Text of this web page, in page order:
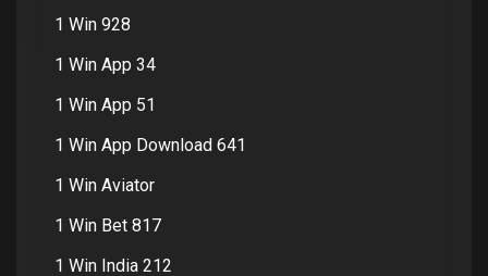
1 Win 928
1 Win App 34
1 Win App 51
1 Win App Download 641
1 Win Aviator
1 Win Bet 817
1 Win India 212